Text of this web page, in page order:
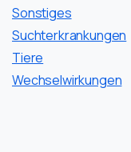
Sonstiges
Suchterkrankungen
Tiere
Wechselwirkungen